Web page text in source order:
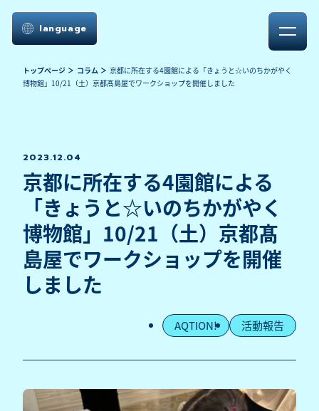
language
トップページ コラム
京都に所在する4園館による「きょうと☆いのちかがやく
博物館」10/21（土）京都髙島屋でワークショップを開催しました
2023.12.04
京都に所在する4園館による
「きょうと☆いのちかがやく
博物館」10/21（土）京都髙
島屋でワークショップを開催
しました
AQTION! 活動報告